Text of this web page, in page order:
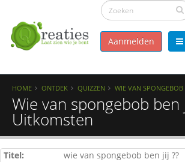
Aanmelden
HOME ONTDEK QUIZZEN WIE VAN SPONGEBOB
Wie van spongebob ben
Uitkomsten
Titel:
wie van spongebob ben jij ??